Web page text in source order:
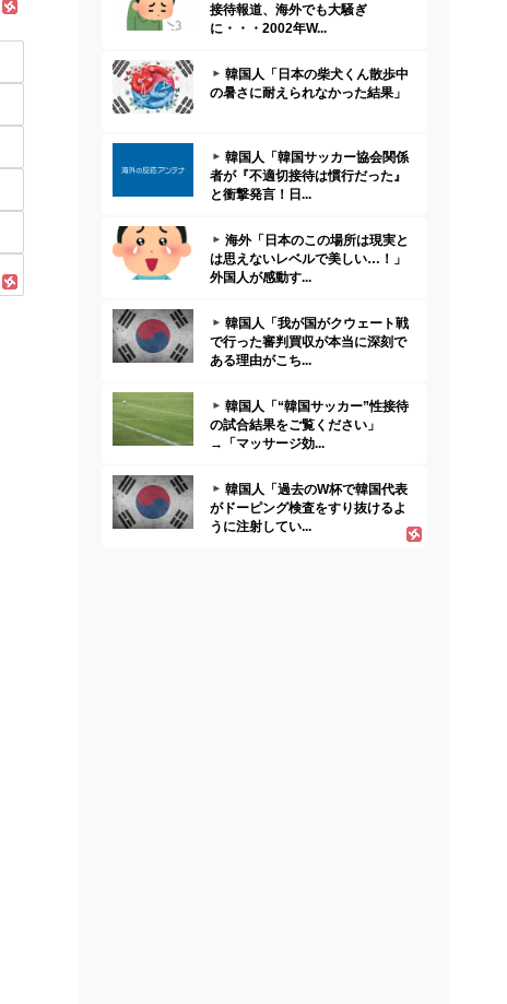
接待報道、海外でも大騒ぎ
に・・・2002年W...
韓国人「日本の柴犬くん散歩中
の暑さに耐えられなかった結果」
韓国人「韓国サッカー協会関係
者が『不適切接待は慣行だった』
と衝撃発言！日...
海外「日本のこの場所は現実と
は思えないレベルで美しい…！」
外国人が感動す...
韓国人「我が国がクウェート戦
で行った審判買収が本当に深刻で
ある理由がこち...
韓国人「“韓国サッカー”性接待
の試合結果をご覧ください」
→「マッサージ効...
韓国人「過去のW杯で韓国代表
がドーピング検査をすり抜けるよ
うに注射してい...